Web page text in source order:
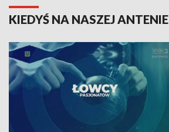
KIEDYŚ NA NASZEJ ANTENIE